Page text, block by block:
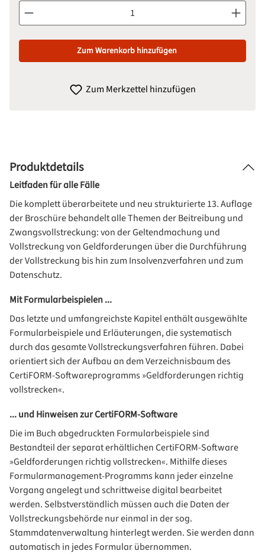
Produkt Anzahl: Gib den gewünschten Wert ein oder
Zum Warenkorb hinzufügen
Zum Merkzettel hinzufügen
Produktdetails
Leitfaden für alle Fälle
Die komplett überarbeitete und neu strukturierte 13. Auflage
der Broschüre behandelt alle Themen der Beitreibung und
Zwangsvollstreckung: von der Geltendmachung und
Vollstreckung von Geldforderungen über die Durchführung
der Vollstreckung bis hin zum Insolvenzverfahren und zum
Datenschutz.
Mit Formularbeispielen ...
Das letzte und umfangreichste Kapitel enthält ausgewählte
Formularbeispiele und Erläuterungen, die systematisch
durch das gesamte Vollstreckungsverfahren führen. Dabei
orientiert sich der Aufbau an dem Verzeichnisbaum des
CertiFORM-Softwareprogramms »Geldforderungen richtig
vollstrecken«.
... und Hinweisen zur CertiFORM-Software
Die im Buch abgedruckten Formularbeispiele sind
Bestandteil der separat erhältlichen CertiFORM-Software
»Geldforderungen richtig vollstrecken«. Mithilfe dieses
Formularmanagement-Programms kann jeder einzelne
Vorgang angelegt und schrittweise digital bearbeitet
werden. Selbstverständlich müssen auch die Daten der
Vollstreckungsbehörde nur einmal in der sog.
Stammdatenverwaltung hinterlegt werden. Sie werden dann
automatisch in jedes Formular übernommen.